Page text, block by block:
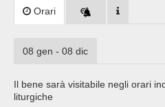
Orari
08 gen - 08 dic
Il bene sarà visitabile negli orari
liturgiche